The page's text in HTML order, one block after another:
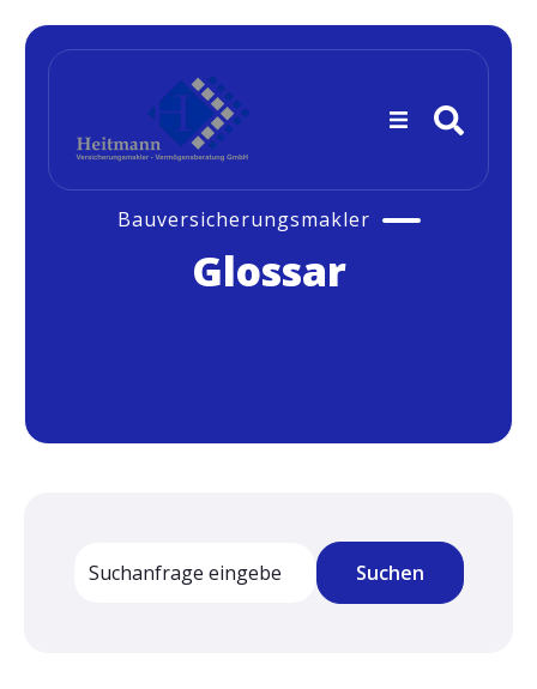
Bauversicherungsmakler
Glossar
Dies ist ein Suchfeld mit einer automatischen
Suchen